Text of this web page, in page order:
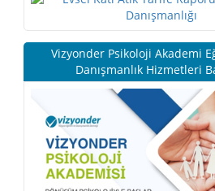
Vizyonder Psikoloji Akademi
Danışmanlık Hizmetleri